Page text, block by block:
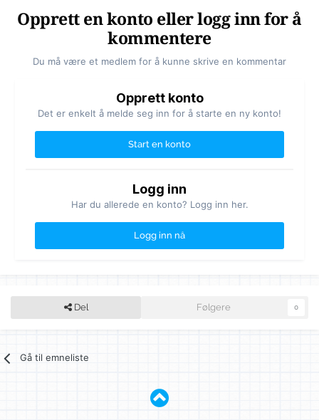
Opprett en konto eller logg inn for å
kommentere
Du må være et medlem for å kunne skrive en kommentar
Opprett konto
Det er enkelt å melde seg inn for å starte en ny konto!
Start en konto
Logg inn
Har du allerede en konto? Logg inn her.
Logg inn nå
Del Følgere 0
Gå til emneliste